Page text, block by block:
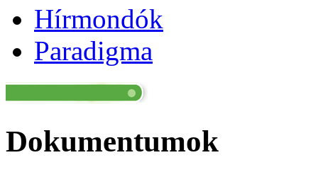
Hírmondók
Paradigma
Dokumentumok